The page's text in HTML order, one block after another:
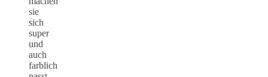
sie
sich
super
und
auch
farblich